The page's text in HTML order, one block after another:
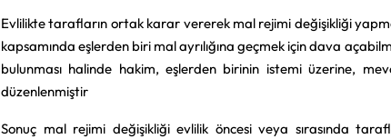
Evlilikte tarafların ortak karar vererek mal rejimi değişikliği
kapsamında eşlerden biri mal ayrılığına geçmek için dava
bulunması halinde hakim, eşlerden birinin istemi üzerine,
düzenlenmiştir
Sonuç mal rejimi değişikliği evlilik öncesi veya sırasında